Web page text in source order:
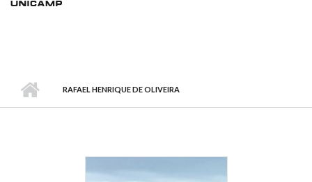
RAFAEL HENRIQUE DE OLIVEIRA